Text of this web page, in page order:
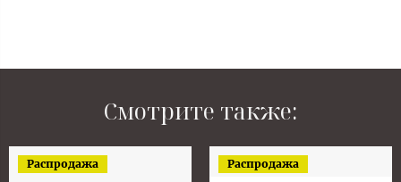
Смотрите также:
Распродажа Распродажа